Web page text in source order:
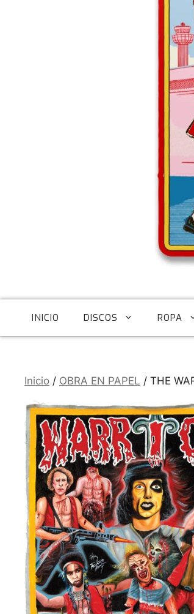
INICIO DISCOS ROPA
Inicio / OBRA EN PAPEL / THE